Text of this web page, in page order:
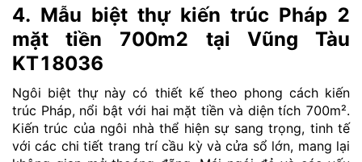
4. Mẫu biệt thự kiến trúc Pháp 2
mặt tiền 700m2 tại Vũng Tàu
KT18036
Ngôi biệt thự này có thiết kế theo phong cách kiến
trúc Pháp, nổi bật với hai mặt tiền và diện tích 700m².
Kiến trúc của ngôi nhà thể hiện sự sang trọng, tinh tế
với các chi tiết trang trí cầu kỳ và cửa sổ lớn, mang lại